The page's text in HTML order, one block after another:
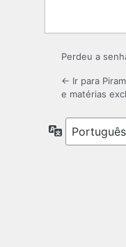
Perdeu a
← Ir para
e matérias
Idioma